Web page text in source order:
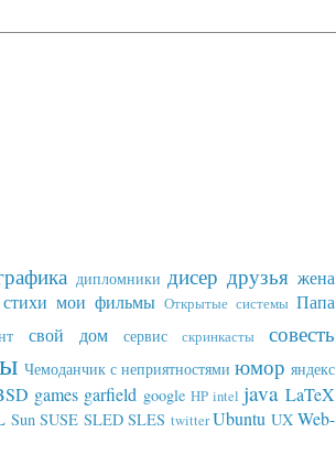
дипломники дисер друзья жена
мои фильмы Открытые системы Папа
свой дом сервис скринкасты
совесть
Чемоданчик с неприятностями юмор яндекс
games garfield google HP intel java LaTeX
Sun SUSE SLED SLES twitterUbuntu UX Web-